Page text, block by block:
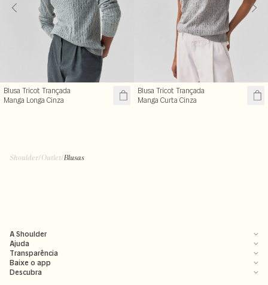
Blusa Tricot Trançada
Manga Longa Cinza
Blusa Tricot Trançada
Manga Curta Cinza
Shoulder/Outlet/Blusas
A Shoulder
Ajuda
Transparência
Baixe o app
Descubra